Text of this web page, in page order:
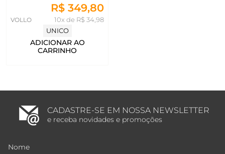
R$ 349,80
10x de R$ 34,98
VOLLO
UNICO
ADICIONAR AO
CARRINHO
CADASTRE-SE EM NOSSA NEWSLETTER
e receba novidades e promoções